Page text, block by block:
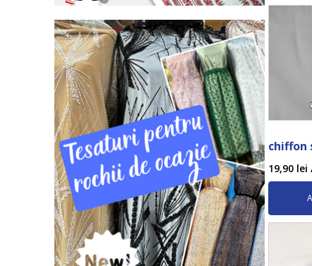
chiffon
19,90 lei